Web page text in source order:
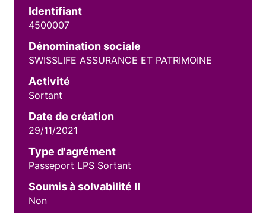
Identifiant
4500007
Dénomination sociale
SWISSLIFE ASSURANCE ET PATRIMOINE
Activité
Sortant
Date de création
29/11/2021
Type d'agrément
Passeport LPS Sortant
Soumis à solvabilité II
Non